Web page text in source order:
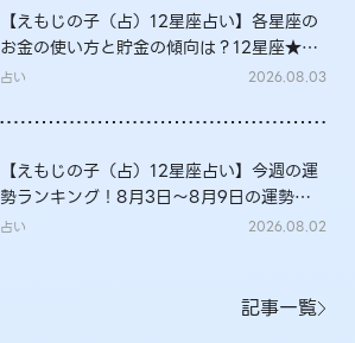
【えもじの子（占）12星座占い】各星座の
お金の使い方と貯金の傾向は？12星座★徹
底解説
占い 2026.08.03
【えもじの子（占）12星座占い】今週の運
勢ランキング！8月3日～8月9日の運勢
は？
占い 2026.08.02
記事一覧